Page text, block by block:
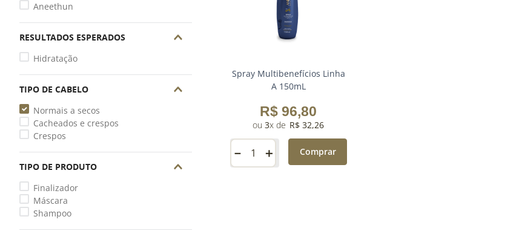
Aneethun
RESULTADOS ESPERADOS
Hidratação
TIPO DE CABELO
Normais a secos
Cacheados e crespos
Crespos
TIPO DE PRODUTO
Finalizador
Máscara
Shampoo
Spray Multibenefícios Linha
A 150mL
R$ 96,80
3 R$ 32,26
＋
－ Comprar